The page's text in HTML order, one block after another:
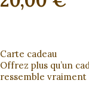
Carte cadeau
Offrez plus qu’un
ressemble vraiment